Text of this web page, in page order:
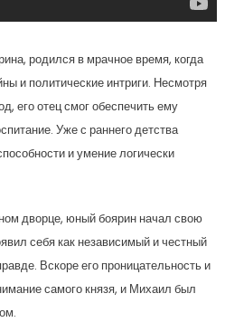
родился в мрачное время, когда
и политические интриги. Несмотря
его отец смог обеспечить ему
Уже с раннего детства
и умение логически
дворце, юный боярин начал свою
себя как независимый и честный
Вскоре его проницательность и
самого князя, и Михаил был